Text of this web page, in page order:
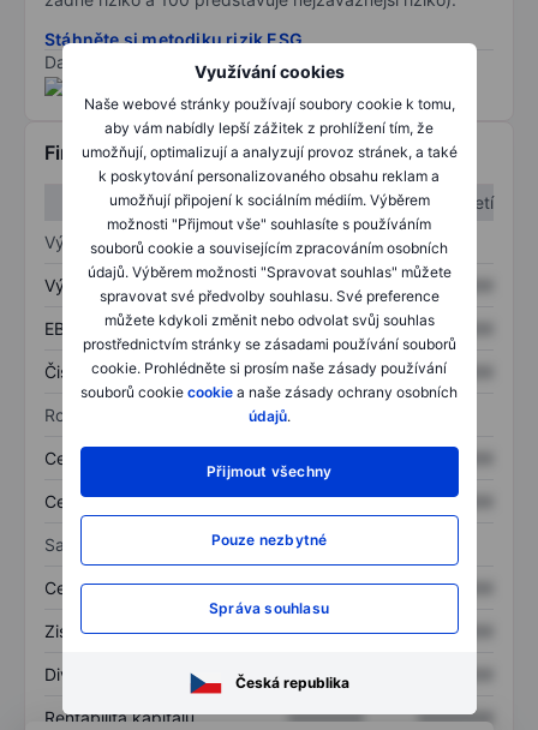
Využívání cookies
Naše webové stránky používají soubory cookie k tomu,
aby vám nabídly lepší zážitek z prohlížení tím, že
umožňují, optimalizují a analyzují provoz stránek, a také
k poskytování personalizovaného obsahu reklam a
umožňují připojení k sociálním médiím. Výběrem
možnosti "Přijmout vše" souhlasíte s používáním
souborů cookie a souvisejícím zpracováním osobních
údajů. Výběrem možnosti "Spravovat souhlas" můžete
spravovat své předvolby souhlasu. Své preference
můžete kdykoli změnit nebo odvolat svůj souhlas
prostřednictvím stránky se zásadami používání souborů
cookie. Prohlédněte si prosím naše zásady používání
souborů cookie cookie a naše zásady ochrany osobních
údajů.
Přijmout všechny
Pouze nezbytné
Správa souhlasu
Česká republika
Stáhněte si metodiku rizik ESG
Data poskytnuta od
Finanční informace
1. čtvrtletí
2. čtvrtletí
Výkaz zisku a ztráty
Výnos XXXXXXX
EBITDA XXXXXXX XXXXXXX
Čistý příjem XXXXXXX XXXXXXX
Rozvaha
Celková aktiva
Celkový dluh XXXXXXX XXXXXXX
Sazby
Cena/tržby XXXXXXX XXXXXXX
Zisk na akcii XXXXXXX XXXXXXX
Dividenda na akcii XXXXXXX
Rentabilita kapitálu XXXXXXX
XXXXXXX